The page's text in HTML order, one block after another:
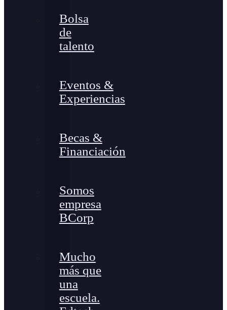
Bolsa
de
talento
Eventos &
Experiencias
Becas &
Financiación
Somos
empresa
BCorp
Mucho
más que
una
escuela.